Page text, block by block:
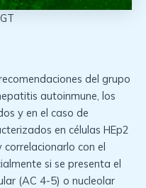
del grupo
autoinmune, los
y en el caso de
en células HEp2
con el
si se presenta el
(AC 4-5) o nucleolar